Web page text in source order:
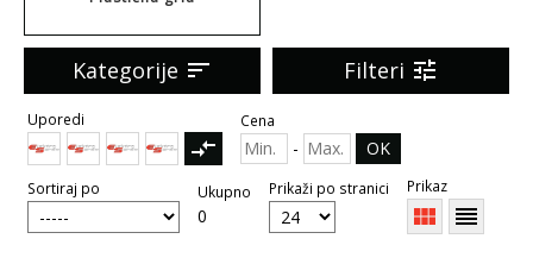
Kategorije sort Filteri tune
Uporedi
compare_arrows
Cena
- OK
Sortiraj po Ukupno
0
Prikaži po stranici Prikaz
view_module reorder